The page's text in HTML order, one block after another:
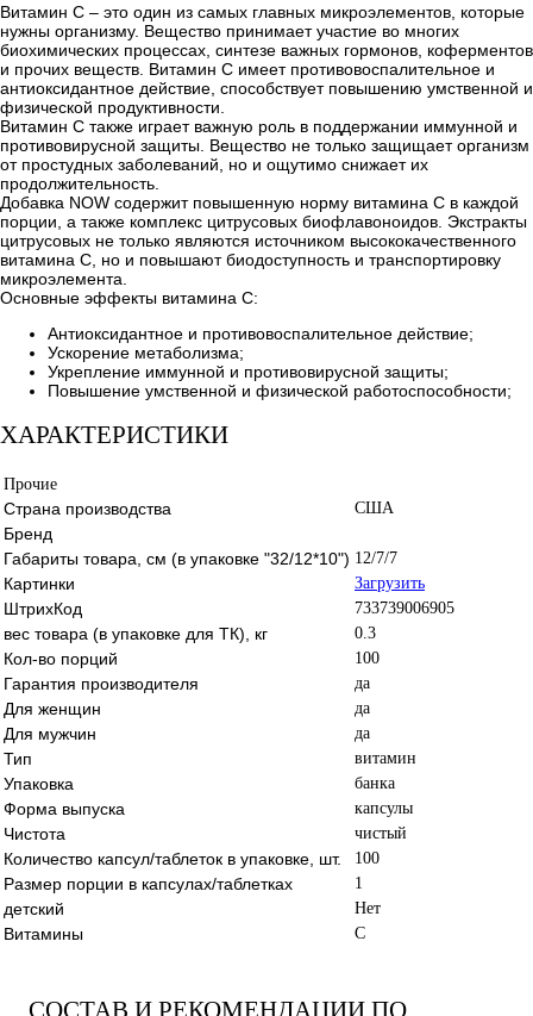
Витамин С – это один из самых главных микроэлементов, которые
нужны организму. Вещество принимает участие во многих
биохимических процессах, синтезе важных гормонов, коферментов
и прочих веществ. Витамин С имеет противовоспалительное и
антиоксидантное действие, способствует повышению умственной и
физической продуктивности.
Витамин С также играет важную роль в поддержании иммунной и
противовирусной защиты. Вещество не только защищает организм
от простудных заболеваний, но и ощутимо снижает их
продолжительность.
Добавка NOW содержит повышенную норму витамина С в каждой
порции, а также комплекс цитрусовых биофлавоноидов. Экстракты
цитрусовых не только являются источником высококачественного
витамина С, но и повышают биодоступность и транспортировку
микроэлемента.
Основные эффекты витамина С:
Антиоксидантное и противовоспалительное действие;
Ускорение метаболизма;
Укрепление иммунной и противовирусной защиты;
Повышение умственной и физической работоспособности;
ХАРАКТЕРИСТИКИ
Прочие
Страна производства США
Бренд
Габариты товара, см (в упаковке "32/12*10") 12/7/7
Картинки Загрузить
ШтрихКод 733739006905
вес товара (в упаковке для ТК), кг 0.3
Кол-во порций 100
Гарантия производителя да
Для женщин да
Для мужчин да
Тип витамин
Упаковка банка
Форма выпуска капсулы
Чистота чистый
Количество капсул/таблеток в упаковке, шт. 100
Размер порции в капсулах/таблетках 1
детский Нет
Витамины C
СОСТАВ И РЕКОМЕНДАЦИИ ПО